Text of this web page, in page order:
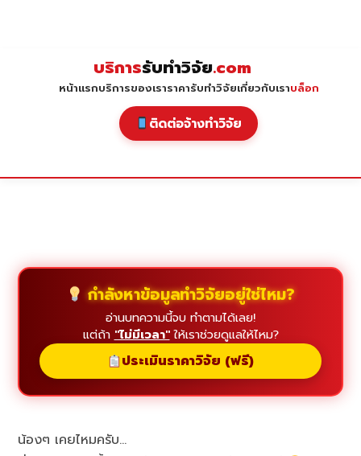
บริการรับทำวิจัย.com
หน้าแรกบริการของเราราคารับทำวิจัยเกี่ยวกับเราบล็อก
ติดต่อจ้างทำวิจัย
กำลังหาข้อมูลทำวิจัยอยู่ใช่ไหม?
อ่านบทความนี้จบ ทำตามได้เลย!
แต่ถ้า "ไม่มีเวลา"ให้เราช่วยดูแลให้ไหม?
ประเมินราคาวิจัย (ฟรี)
น้องๆ เคยไหมครับ…